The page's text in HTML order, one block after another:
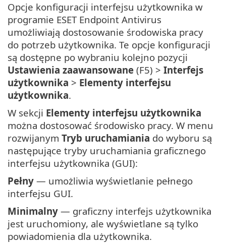
Opcje konfiguracji interfejsu użytkownika w
programie ESET Endpoint Antivirus
umożliwiają dostosowanie środowiska pracy
do potrzeb użytkownika. Te opcje konfiguracji
są dostępne po wybraniu kolejno pozycji
Ustawienia zaawansowane (F5) > Interfejs
użytkownika > Elementy interfejsu
użytkownika.
W sekcji Elementy interfejsu użytkownika
można dostosować środowisko pracy. W menu
rozwijanym Tryb uruchamiania do wyboru są
następujące tryby uruchamiania graficznego
interfejsu użytkownika (GUI):
Pełny — umożliwia wyświetlanie pełnego
interfejsu GUI.
Minimalny — graficzny interfejs użytkownika
jest uruchomiony, ale wyświetlane są tylko
powiadomienia dla użytkownika.